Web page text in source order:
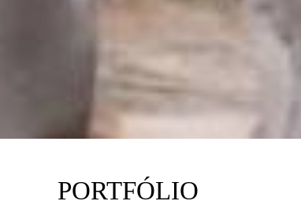
PORTFÓLIO